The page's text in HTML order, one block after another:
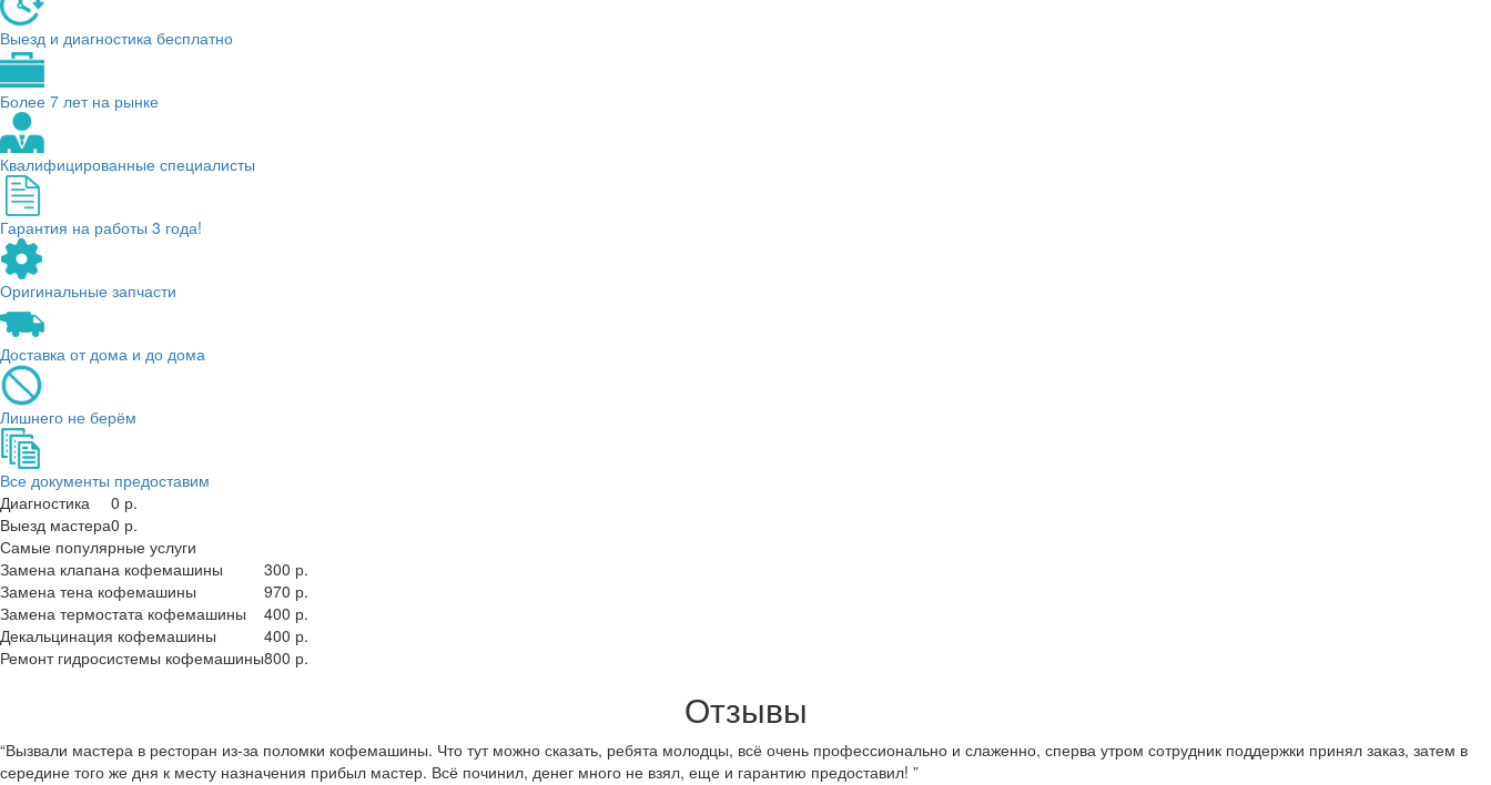
Выезд и диагностика бесплатно
Более 7 лет на рынке
Квалифицированные специалисты
Гарантия на работы 3 года!
Оригинальные запчасти
Доставка от дома и до дома
Лишнего не берём
Все документы предоставим
Диагностика
0 р.
Выезд мастера0 р.
Самые популярные услуги
Замена клапана кофемашины
300 р.
Замена тена кофемашины
970 р.
Замена термостата кофемашины
400 р.
Декальцинация кофемашины
400 р.
Ремонт гидросистемы кофемашины800 р.
Отзывы
“Вызвали мастера в ресторан из-за поломки кофемашины. Что тут можно сказать, ребята молодцы, всё очень профессионально и слаженно, сперва утром сотрудник поддержки принял заказ, затем в
середине того же дня к месту назначения прибыл мастер. Всё починил, денег много не взял, еще и гарантию предоставил! ”